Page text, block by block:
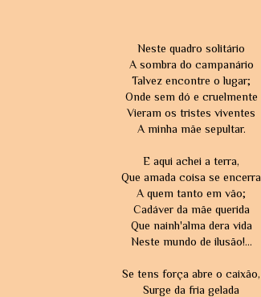
Neste quadro solitário
A sombra do campanário
Talvez encontre o lugar;
Onde sem dó e cruelmente
Vieram os tristes viventes
A minha mãe sepultar.
E aqui achei a terra,
Que amada coisa se encerra
A quem tanto em vão;
Cadáver da mãe querida
Que nainh'alma dera vida
Neste mundo de ilusão!...
Se tens força abre o caixão,
Surge da fria gelada